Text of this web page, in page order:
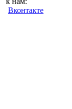
Вконтакте